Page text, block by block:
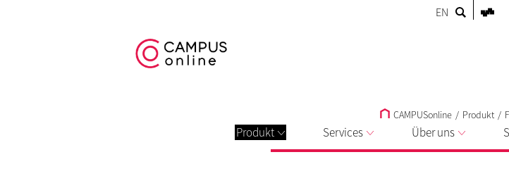
EN
CAMPUSonline / Produkt /
Produkt Services Über uns